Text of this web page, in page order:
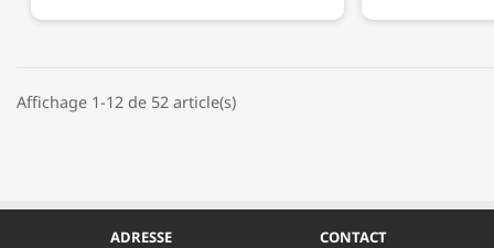
Affichage 1-12 de 52 article(s)
ADRESSE CONTACT